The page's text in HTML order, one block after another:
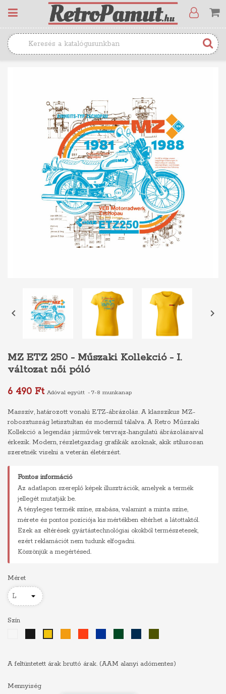
 
MZ ETZ 250 - Műszaki Kollekció - I.
változat női póló
6 490 Ft Adóval együtt 7-8 munkanap
Masszív, határozott vonalú ETZ-ábrázolás. A klasszikus MZ-
robosztusság letisztultan és modernül tálalva. A Retro Műszaki
Kollekció a legendás járművek tervrajz-hangulatú ábrázolásaival
érkezik. Modern, részletgazdag grafikák azoknak, akik stílusosan
szeretnék viselni a veterán életérzést.
Fontos információ
Az adatlapon szereplő képek illusztrációk, amelyek a termék
jellegét mutatják be.
A tényleges termék színe, szabása, valamint a minta színe,
mérete és pontos pozíciója kis mértékben eltérhet a látottaktól.
Ezek az eltérések gyártástechnológiai okokból természetesek,
ezért reklamációt nem tudunk elfogadni.
Köszönjük a megértésed.
Méret
Szín
A feltüntetett árak bruttó árak. (AAM alanyi adómentes)
Mennyiség